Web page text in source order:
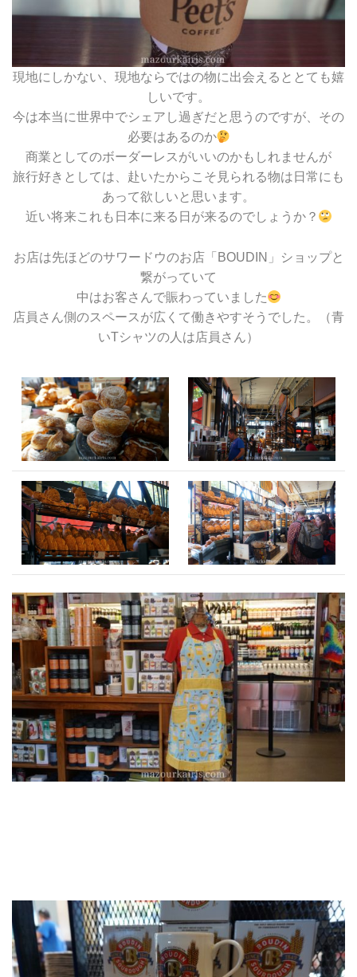
現地にしかない、現地ならではの物に出会えるととても嬉
しいです。
今は本当に世界中でシェアし過ぎだと思うのですが、その
必要はあるのか
商業としてのボーダーレスがいいのかもしれませんが
旅行好きとしては、赴いたからこそ見られる物は日常にも
あって欲しいと思います。
近い将来これも日本に来る日が来るのでしょうか？
お店は先ほどのサワードウのお店「BOUDIN」ショップと
繋がっていて
中はお客さんで賑わっていました
店員さん側のスペースが広くて働きやすそうでした。（青
いTシャツの人は店員さん）